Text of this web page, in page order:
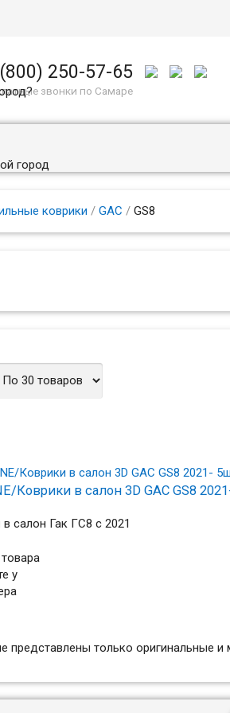
город
250-57-65
звонки по Самаре
коврики / GAC /GS8
Коврики в салон 3D GAC GS8
салон Гак ГС8 с 2021
у
представлены только оригинальные